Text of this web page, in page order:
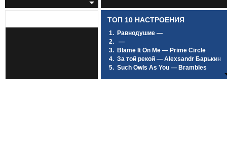
81% 12. Remember When It Raine —
89%
73% 15. Obstacles — Syd Matters
61% 16. SID - レイン — SID
ТОП 10 НАСТРОЕНИЯ
1. Равнодушие —
2.
—
3. Blame It On Me — Prime Circle
4. За той рекой — Alexsandr Барькин
5. Such Owls As You — Brambles
Под лунным светом — SCIRENA